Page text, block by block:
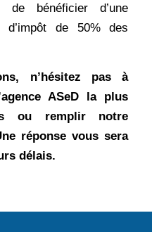
de bénéficier d’une
d’impôt de 50% des
n’hésitez pas à
ASeD la plus
ou remplir notre
réponse vous sera
délais.